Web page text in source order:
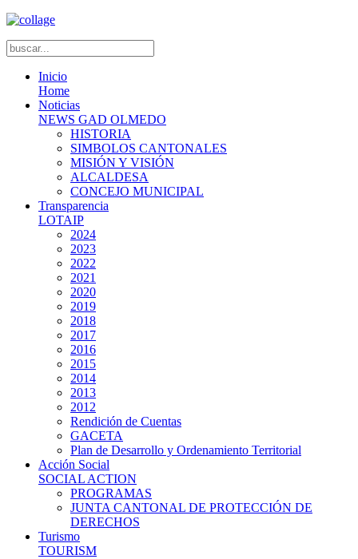
Inicio
Home
Noticias
NEWS GAD OLMEDO
HISTORIA
SIMBOLOS CANTONALES
MISIÓN Y VISIÓN
ALCALDESA
CONCEJO MUNICIPAL
Transparencia
LOTAIP
2024
2023
2022
2021
2020
2019
2018
2017
2016
2015
2014
2013
2012
Rendición de Cuentas
GACETA
Plan de Desarrollo y Ordenamiento Territorial
Acción Social
SOCIAL ACTION
PROGRAMAS
JUNTA CANTONAL DE PROTECCIÓN DE
DERECHOS
Turismo
TOURISM